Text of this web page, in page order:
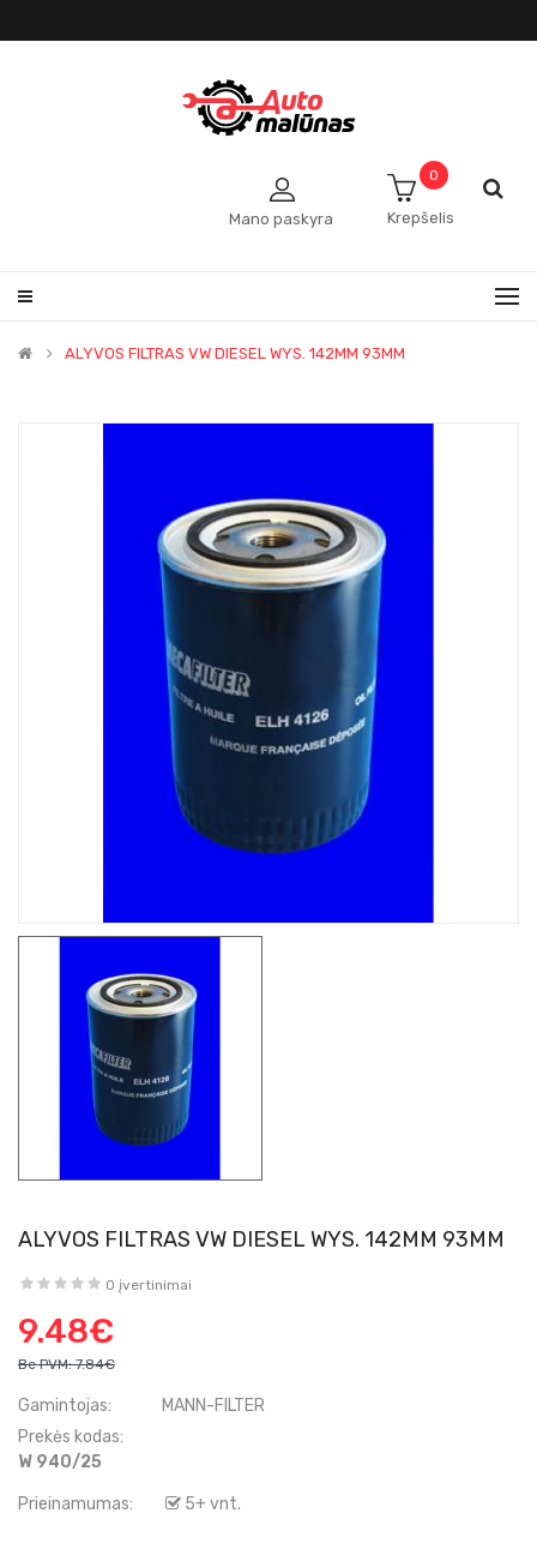
Mano paskyra Krepšelis
0
ALYVOS FILTRAS VW DIESEL WYS. 142MM 93MM
ALYVOS FILTRAS VW DIESEL WYS. 142MM 93MM
0 įvertinimai
9.48€
Be PVM: 7.84€
Gamintojas:
MANN-FILTER
Prekės kodas:
W 940/25
Prieinamumas: 5+ vnt.